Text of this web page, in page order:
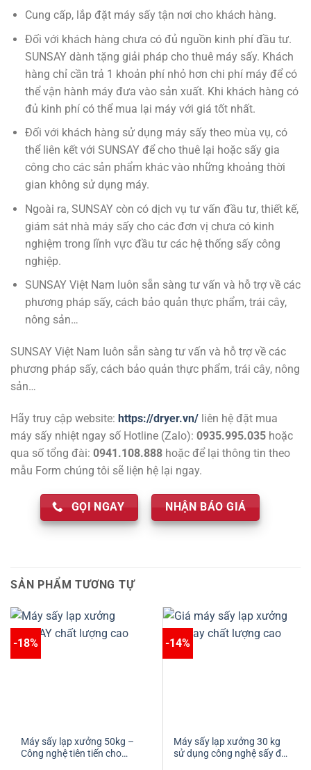
Cung cấp, lắp đặt máy sấy tận nơi cho khách hàng.
Đối với khách hàng chưa có đủ nguồn kinh phí đầu tư.
SUNSAY dành tặng giải pháp cho thuê máy sấy. Khách
hàng chỉ cần trả 1 khoản phí nhỏ hơn chi phí máy để có
thể vận hành máy đưa vào sản xuất. Khi khách hàng có
đủ kinh phí có thể mua lại máy với giá tốt nhất.
Đối với khách hàng sử dụng máy sấy theo mùa vụ, có
thể liên kết với SUNSAY để cho thuê lại hoặc sấy gia
công cho các sản phẩm khác vào những khoảng thời
gian không sử dụng máy.
Ngoài ra, SUNSAY còn có dịch vụ tư vấn đầu tư, thiết kế,
giám sát nhà máy sấy cho các đơn vị chưa có kinh
nghiệm trong lĩnh vực đầu tư các hệ thống sấy công
nghiệp.
SUNSAY Việt Nam luôn sẵn sàng tư vấn và hỗ trợ về các
phương pháp sấy, cách bảo quản thực phẩm, trái cây,
nông sản…
SUNSAY Việt Nam luôn sẵn sàng tư vấn và hỗ trợ về các
phương pháp sấy, cách bảo quản thực phẩm, trái cây, nông
sản…
Hãy truy cập website: https://dryer.vn/ liên hệ đặt mua
máy sấy nhiệt ngay số Hotline (Zalo): 0935.995.035 hoặc
qua số tổng đài: 0941.108.888 hoặc để lại thông tin theo
mẫu Form chúng tôi sẽ liện hệ lại ngay.
GỌI NGAY NHẬN BÁO GIÁ
SẢN PHẨM TƯƠNG TỰ
-18%
Máy sấy lạp xưởng 50kg –
Công nghệ tiên tiến cho
-14%
Máy sấy lạp xưởng 30 kg
sử dụng công nghệ sấy đối